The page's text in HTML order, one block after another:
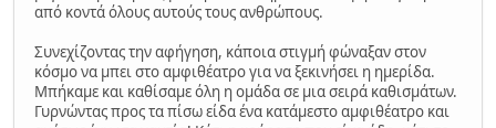
από κοντά όλους αυτούς τους ανθρώπους.
Συνεχίζοντας την αφήγηση, κάποια στιγμή φώναξαν στον
κόσμο να μπει στο αμφιθέατρο για να ξεκινήσει η ημερίδα.
Μπήκαμε και καθίσαμε όλη η ομάδα σε μια σειρά καθισμάτων.
Γυρνώντας προς τα πίσω είδα ένα κατάμεστο αμφιθέατρο και